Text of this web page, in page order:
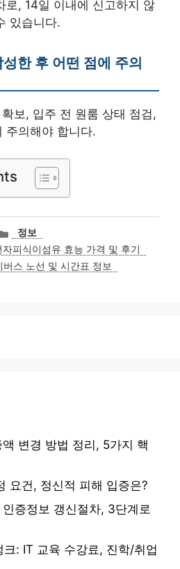
로, 14일 이내에 신고하지 않
있습니다.
한 후 어떤 점에 주의
보, 입주 전 원룸 상태 점검,
주의해야 합니다.
카
테
고
리
정보
피식이섬유 효능 가격 및 후기
버스 노선 및 시간표 정보
변경 방법 정리, 5가지 핵
요건, 정신적 피해 입증은?
증정보 갱신절차, 3단계로
: IT 교육 수강료, 진학/취업